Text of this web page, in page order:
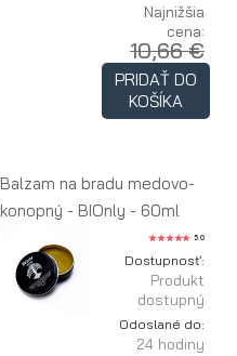
Najnižšia
cena:
10,66 €
PRIDAŤ DO
KOŠÍKA
Balzam na bradu medovo-
konopný - BIOnly - 60ml
5.0
Dostupnosť:
Produkt
dostupný
Odoslané do:
24 hodiny